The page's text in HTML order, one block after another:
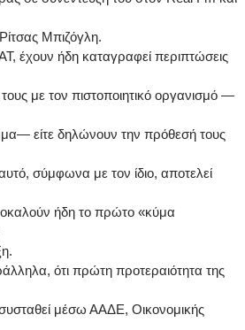
Μπιζόγλη.
έχουν ήδη καταγραφεί περιπτώσεις
με τον πιστοποιητικό οργανισμό —
είτε δηλώνουν την πρόθεσή τους
σύμφωνα με τον ίδιο, αποτελεί
ήδη το πρώτο «κύμα
ότι πρώτη προτεραιότητα της
συσταθεί μέσω ΑΑΔΕ, Οικονομικής